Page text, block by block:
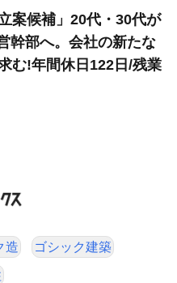
案候補」20代・30代が
幹部へ。会社の新たな
む!年間休日122日/残業
造 ゴシック建築